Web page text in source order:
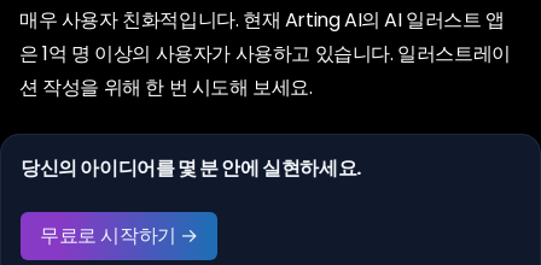
매우 사용자 친화적입니다. 현재 Arting AI의 AI 일러스트 앱
은 1억 명 이상의 사용자가 사용하고 있습니다. 일러스트레이
션 작성을 위해 한 번 시도해 보세요.
당신의 아이디어를 몇 분 안에 실현하세요.
무료로 시작하기 →